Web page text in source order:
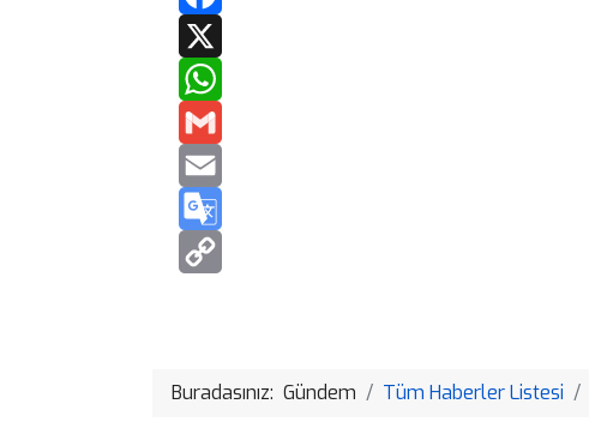
Buradasınız: Gündem Tüm Haberler Listesi